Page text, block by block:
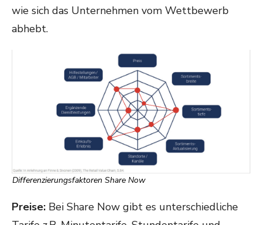
wie sich das Unternehmen vom Wettbewerb
abhebt.
Differenzierungsfaktoren Share Now
Preise: Bei Share Now gibt es unterschiedliche